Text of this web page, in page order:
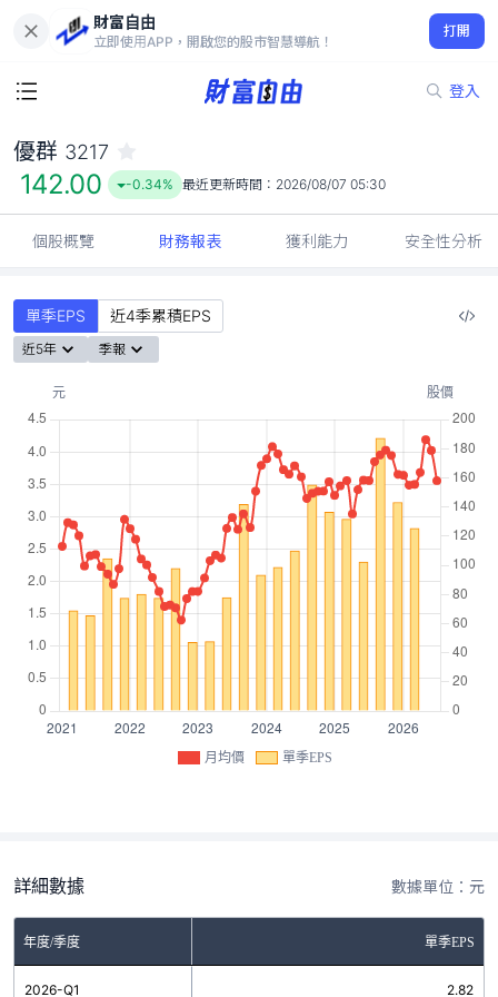
財富自由
立即使用APP，開啟您的股市智慧導航！
打開
登入
142.00
-0.34%
優群 3217
142.00 -0.34% 最近更新時間： 2026/08/07 05:30
個股概覽 財務報表 獲利能力 安全性分析
單季EPS 近4季累積EPS
近5年 季報
月均價 單季EPS
詳細數據 數據單位：元
年度/季度 單季EPS
2026-Q1 2.82